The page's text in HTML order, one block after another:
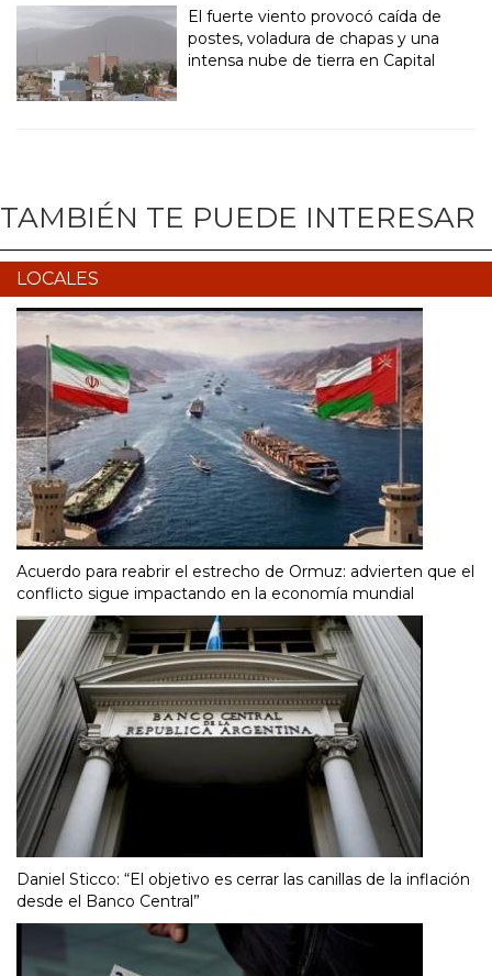
El fuerte viento provocó caída de
postes, voladura de chapas y una
intensa nube de tierra en Capital
TAMBIÉN TE PUEDE INTERESAR
LOCALES
Acuerdo para reabrir el estrecho de Ormuz: advierten que el
conflicto sigue impactando en la economía mundial
Daniel Sticco: “El objetivo es cerrar las canillas de la inflación
desde el Banco Central”